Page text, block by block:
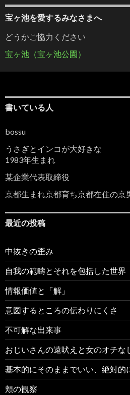
宝ヶ池を愛するみなさまへ
どうかご協力ください
宝ヶ池（宝ヶ池公園）
書いている人
bossu
うさぎとインコが大好きな
1983年生まれ
某企業代表取締役
京都生まれ京都育ち京都在住の京
最近の投稿
中抜きの歪み
自我の範疇とそれを包括した世界
情報価値と「解」
意図するところの伝わりにくさ
不可解な出来事
おじいさんの遠吠えと女のオチな
基本的にそのままでいい、絶対的
頬の観察